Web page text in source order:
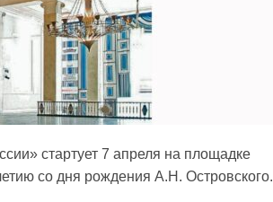
стартует 7 апреля на площадке
со дня рождения А.Н. Островского.